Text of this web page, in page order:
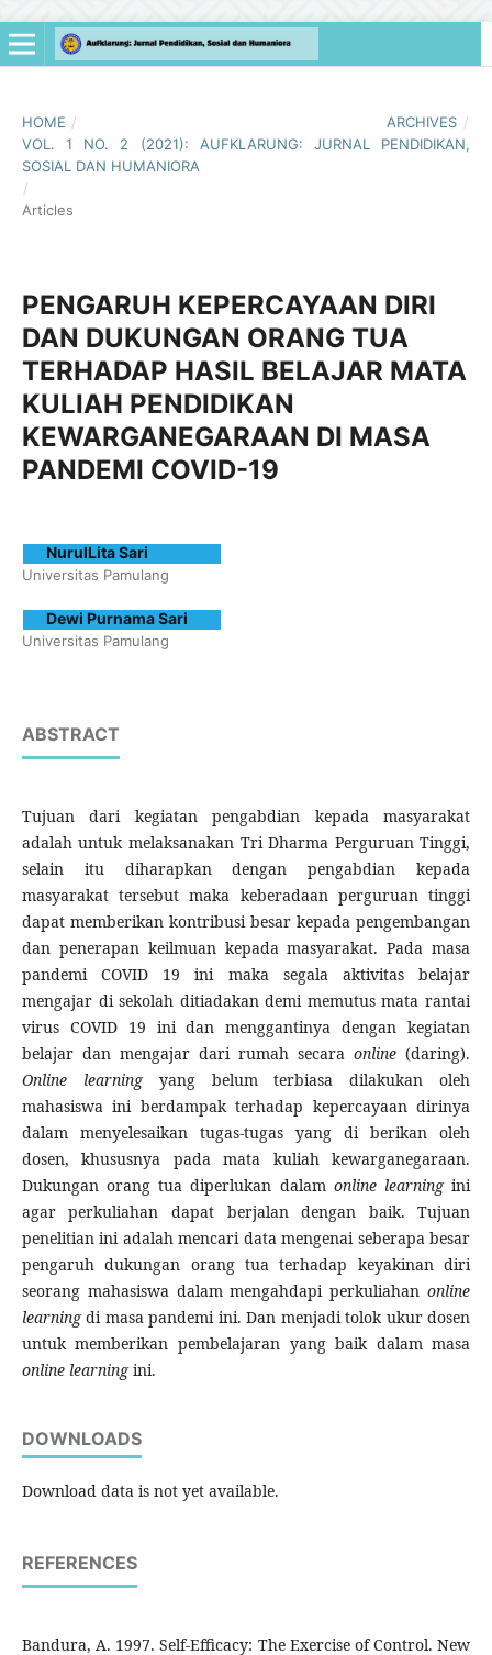
HOME / ARCHIVES /
VOL. 1 NO. 2 (2021): AUFKLARUNG: JURNAL PENDIDIKAN,
SOSIAL DAN HUMANIORA
/
Articles
PENGARUH KEPERCAYAAN DIRI
DAN DUKUNGAN ORANG TUA
TERHADAP HASIL BELAJAR MATA
KULIAH PENDIDIKAN
KEWARGANEGARAAN DI MASA
PANDEMI COVID-19
NurulLita Sari
Universitas Pamulang
Dewi Purnama Sari
Universitas Pamulang
ABSTRACT
Tujuan dari kegiatan pengabdian kepada masyarakat
adalah untuk melaksanakan Tri Dharma Perguruan Tinggi,
selain itu diharapkan dengan pengabdian kepada
masyarakat tersebut maka keberadaan perguruan tinggi
dapat memberikan kontribusi besar kepada pengembangan
dan penerapan keilmuan kepada masyarakat. Pada masa
pandemi COVID 19 ini maka segala aktivitas belajar
mengajar di sekolah ditiadakan demi memutus mata rantai
virus COVID 19 ini dan menggantinya dengan kegiatan
belajar dan mengajar dari rumah secaraonline (daring).
Online learningyang belum terbiasa dilakukan oleh
mahasiswa ini berdampak terhadap kepercayaan dirinya
dalam menyelesaikan tugas-tugas yang di berikan oleh
dosen, khususnya pada mata kuliah kewarganegaraan.
Dukungan orang tua diperlukan dalam online learningini
agar perkuliahan dapat berjalan dengan baik. Tujuan
penelitian ini adalah mencari data mengenai seberapa besar
pengaruh dukungan orang tua terhadap keyakinan diri
seorang mahasiswa dalam mengahdapi perkuliahanonline
learningdi masa pandemi ini. Dan menjadi tolok ukur dosen
untuk memberikan pembelajaran yang baik dalam masa
online learningini.
DOWNLOADS
Download data is not yet available.
REFERENCES
Bandura, A. 1997. Self-Efficacy: The Exercise of Control. New